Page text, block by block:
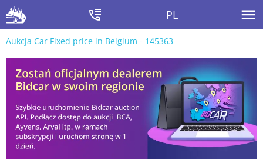
PL
Aukcja Car Fixed price in Belgium - 145363